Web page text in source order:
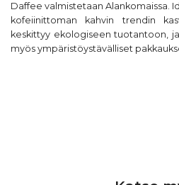
Daffee valmistetaan Alankomaissa.
kofeiinittoman kahvin trendin
keskittyy ekologiseen tuotantoon,
myös ympäristöystävälliset